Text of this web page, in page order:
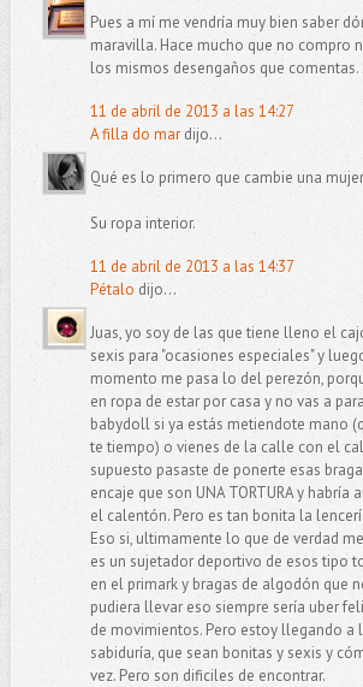
Pues a mí me vendría muy bien saber
maravilla. Hace mucho que no compro
los mismos desengaños que comentas.
11 de abril de 2013 a las 14:27
A filla do mardijo...
Qué es lo primero que cambie una
Su ropa interior.
11 de abril de 2013 a las 14:37
Pétalo dijo...
Juas, yo soy de las que tiene lleno el
sexis para "ocasiones especiales" y
momento me pasa lo del perezón,
en ropa de estar por casa y no vas a
babydoll si ya estás metiendote mano
te tiempo) o vienes de la calle con el
supuesto pasaste de ponerte esas
encaje que son UNA TORTURA y
el calentón. Pero es tan bonita la
Eso si, ultimamente lo que de verdad
es un sujetador deportivo de esos tipo
en el primark y bragas de algodón que
pudiera llevar eso siempre sería uber
de movimientos. Pero estoy llegando a
sabiduría, que sean bonitas y sexis y
vez. Pero son dificiles de encontrar.